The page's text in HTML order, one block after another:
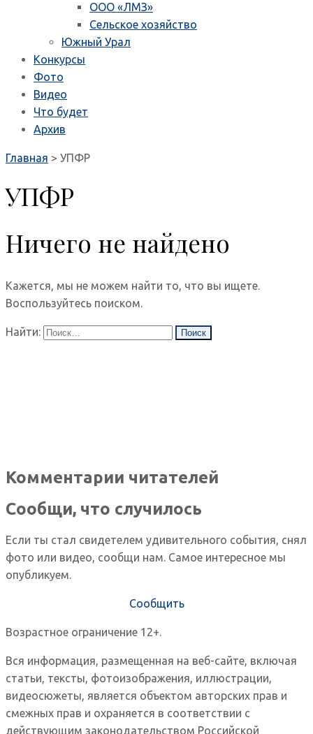
ООО «ЛМЗ»
Сельское хозяйство
Южный Урал
Конкурсы
Фото
Видео
Что будет
Архив
Главная > УПФР
УПФР
Ничего не найдено
Кажется, мы не можем найти то, что вы ищете.
Воспользуйтесь поиском.
Найти:
Комментарии читателей
Сообщи, что случилось
Если ты стал свидетелем удивительного события, снял
фото или видео, сообщи нам. Самое интересное мы
опубликуем.
Сообщить
Возрастное ограничение 12+.
Вся информация, размещенная на веб-сайте, включая
статьи, тексты, фотоизображения, иллюстрации,
видеосюжеты, является объектом авторских прав и
смежных прав и охраняется в соответствии с
действующим законодательством Российской